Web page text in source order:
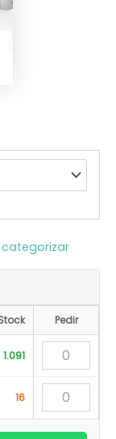
categorizar
Pedir
1.091
16